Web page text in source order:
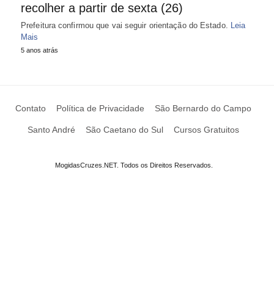
recolher a partir de sexta (26)
Prefeitura confirmou que vai seguir orientação do Estado. Leia
Mais
5 anos atrás
Contato Política de Privacidade São Bernardo do Campo
Santo André São Caetano do Sul Cursos Gratuitos
MogidasCruzes.NET. Todos os Direitos Reservados.